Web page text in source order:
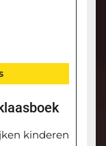
kinderen